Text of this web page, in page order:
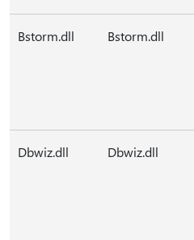
Bstorm.dll Bstorm.dll
Dbwiz.dll Dbwiz.dll